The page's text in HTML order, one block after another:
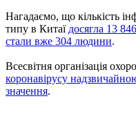
Нагадаємо, що кількість
типу в Китаї досягла 13
стали вже 304 людини.
Всесвітня організація
коронавірусу
значення.